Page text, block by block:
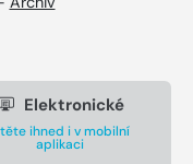
Elektronické
ihned i v mobilní
aplikaci